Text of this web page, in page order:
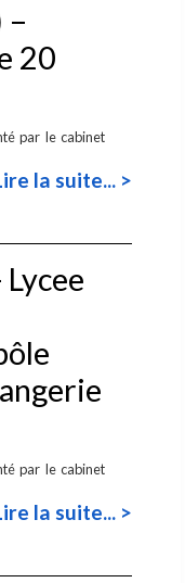
–
20
par le cabinet
la suite... >
par le cabinet
la suite... >